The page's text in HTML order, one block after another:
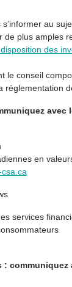
au
de plus amples
des
le conseil
réglementation
avec
en
services
communiquez